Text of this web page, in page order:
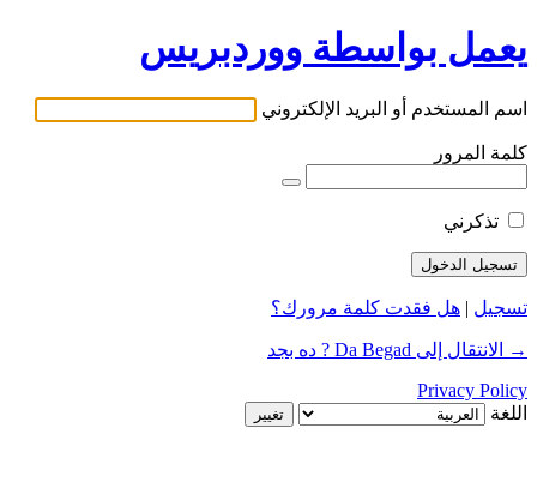
يعمل بواسطة ووردبريس
اسم المستخدم أو البريد الإلكتروني
كلمة المرور
تذكرني
تسجيل | هل فقدت كلمة مرورك؟
→ الانتقال إلى Da Begad ? ده بجد
Privacy Policy
اللغة